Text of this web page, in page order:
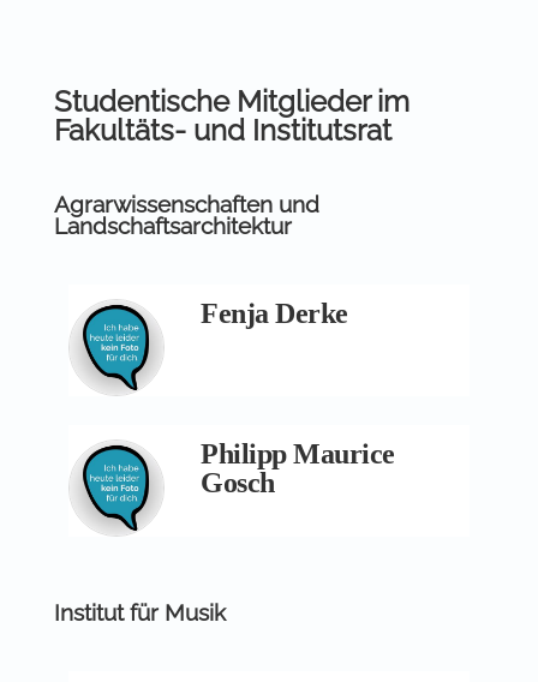
Studentische Mitglieder im
Fakultäts- und Institutsrat
Agrarwissenschaften und
Landschaftsarchitektur
Fenja Derke
Philipp Maurice
Gosch
Institut für Musik